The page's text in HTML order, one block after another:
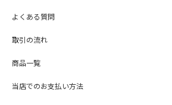
よくある質問
取引の流れ
商品一覧
当店でのお支払い方法